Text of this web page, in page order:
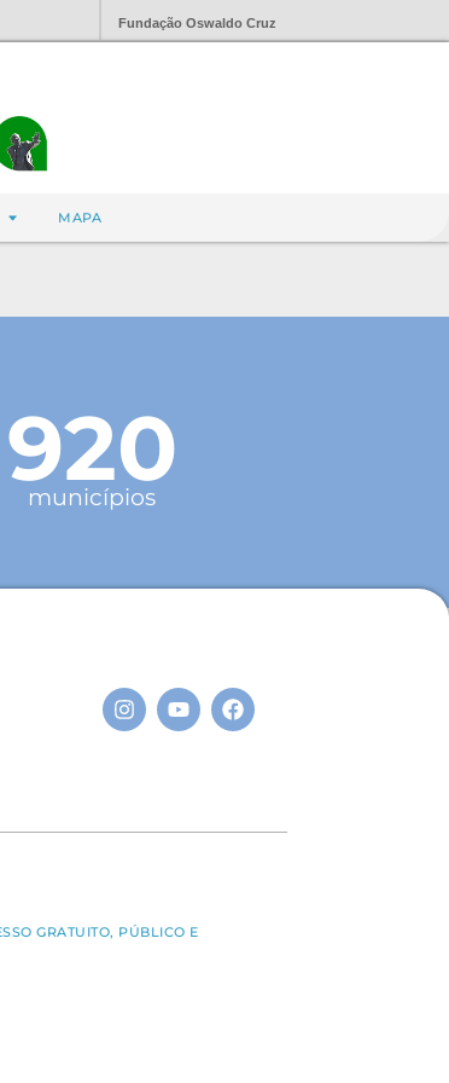
Fundação Oswaldo Cruz
MAPA
920
municípios
GRATUITO, PÚBLICO E